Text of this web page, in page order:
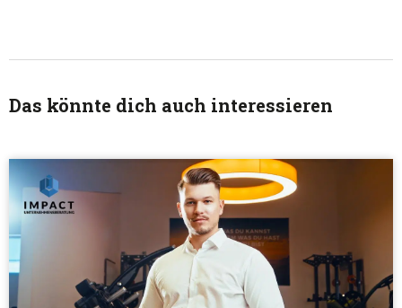
Das könnte dich auch interessieren